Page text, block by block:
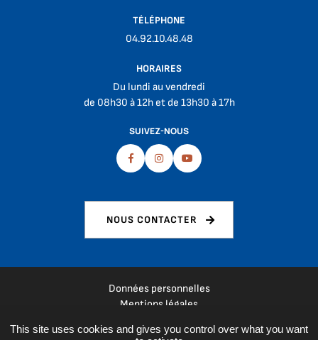
TÉLÉPHONE
04.92.10.48.48
HORAIRES
Du lundi au vendredi
de 08h30 à 12h et de 13h30 à 17h
SUIVEZ-NOUS
FacebookInstagramYoutube
NOUS CONTACTER
Données personnelles
Mentions légales
Espace presse
This site uses cookies and gives you control over what you want